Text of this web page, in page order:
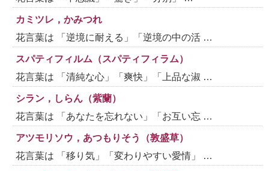
カミツレ，かみつれ
花言葉は 「逆境に耐える」「逆境の中の活 …
スパティフィルム（スパティフィラム）
花言葉は 「清純な心」「爽快」「上品な淑 …
シラン，しらん（紫蘭）
花言葉は 「あなたを忘れない」「お互い忘 …
アツモリソウ，あつもりそう（敦盛草）
花言葉は 「移り気」「変わりやすい愛情」 …